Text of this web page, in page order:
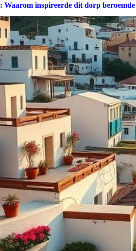
Waarom inspireerde dit dorp